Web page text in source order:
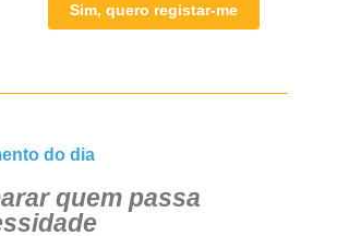
Sim, quero registar-me
do dia
quem passa